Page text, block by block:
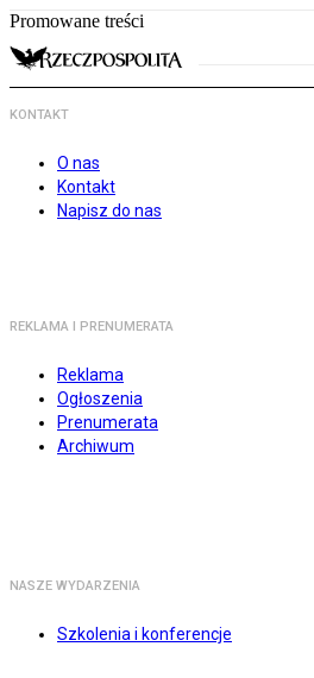
Promowane treści
KONTAKT
O nas
Kontakt
Napisz do nas
REKLAMA I PRENUMERATA
Reklama
Ogłoszenia
Prenumerata
Archiwum
NASZE WYDARZENIA
Szkolenia i konferencje